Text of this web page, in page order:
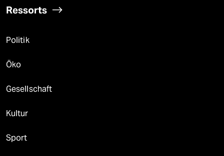
Ressorts
Politik
Öko
Gesellschaft
Kultur
Sport